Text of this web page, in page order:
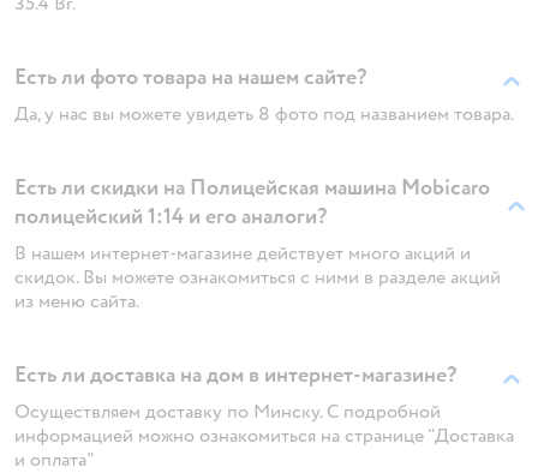
Есть ли фото товара на нашем сайте?
Да, у нас вы можете увидеть 8 фото под названием товара.
Есть ли скидки на Полицейская машина Mobicaro
полицейский 1:14 и его аналоги?
В нашем интернет-магазине действует много акций и
скидок. Вы можете ознакомиться с ними в разделе акций
из меню сайта.
Есть ли доставка на дом в интернет-магазине?
Осуществляем доставку по Минску. С подробной
информацией можно ознакомиться на странице "Доставка
и оплата"